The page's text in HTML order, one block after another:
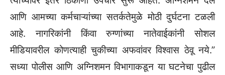
आणि आमच्या कर्मचाऱ्यांच्या सतर्कतेमुळे मोठी दुर्घटना टळली
आहे. नागरिकांनी किंवा रुग्णांच्या नातेवाईकांनी सोशल
मीडियावरील कोणत्याही चुकीच्या अफवांवर विश्वास ठेवू नये.”
सध्या पोलीस आणि अग्निशमन विभागाकडून या घटनेचा पुढील